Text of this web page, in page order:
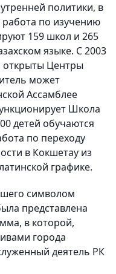
политики, в
по изучению
159 школ и 265
языке. С 2003
открыты Центры
может
Ассамблее
Школа
детей обучаются
по переходу
в Кокшетау из
графике.
символом
представлена
в которой,
города
деятель РК